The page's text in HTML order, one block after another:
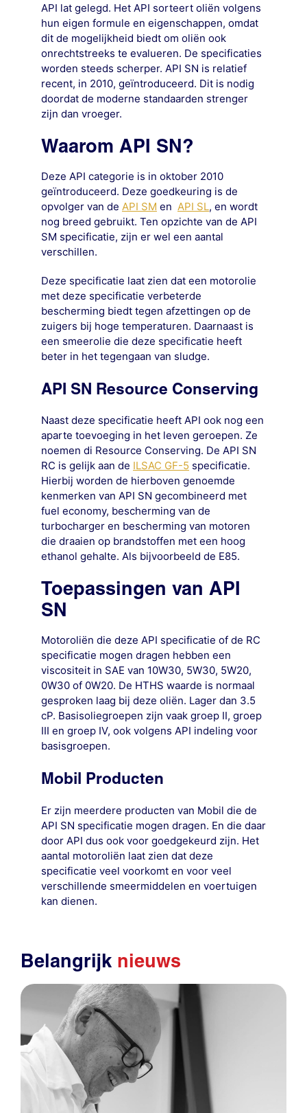
API lat gelegd. Het API sorteert oliën volgens
hun eigen formule en eigenschappen, omdat
dit de mogelijkheid biedt om oliën ook
onrechtstreeks te evalueren. De specificaties
worden steeds scherper. API SN is relatief
recent, in 2010, geïntroduceerd. Dit is nodig
doordat de moderne standaarden strenger
zijn dan vroeger.
Waarom API SN?
Deze API categorie is in oktober 2010
geïntroduceerd. Deze goedkeuring is de
opvolger van de API SM en API SL, en wordt
nog breed gebruikt. Ten opzichte van de API
SM specificatie, zijn er wel een aantal
verschillen.
Deze specificatie laat zien dat een motorolie
met deze specificatie verbeterde
bescherming biedt tegen afzettingen op de
zuigers bij hoge temperaturen. Daarnaast is
een smeerolie die deze specificatie heeft
beter in het tegengaan van sludge.
API SN Resource Conserving
Naast deze specificatie heeft API ook nog een
aparte toevoeging in het leven geroepen. Ze
noemen di Resource Conserving. De API SN
RC is gelijk aan de ILSAC GF-5 specificatie.
Hierbij worden de hierboven genoemde
kenmerken van API SN gecombineerd met
fuel economy, bescherming van de
turbocharger en bescherming van motoren
die draaien op brandstoffen met een hoog
ethanol gehalte. Als bijvoorbeeld de E85.
Toepassingen van API
SN
Motoroliën die deze API specificatie of de RC
specificatie mogen dragen hebben een
viscositeit in SAE van 10W30, 5W30, 5W20,
0W30 of 0W20. De HTHS waarde is normaal
gesproken laag bij deze oliën. Lager dan 3.5
cP. Basisoliegroepen zijn vaak groep II, groep
III en groep IV, ook volgens API indeling voor
basisgroepen.
Mobil Producten
Er zijn meerdere producten van Mobil die de
API SN specificatie mogen dragen. En die daar
door API dus ook voor goedgekeurd zijn. Het
aantal motoroliën laat zien dat deze
specificatie veel voorkomt en voor veel
verschillende smeermiddelen en voertuigen
kan dienen.
Belangrijk nieuws